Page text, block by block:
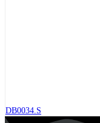
DB0034.S